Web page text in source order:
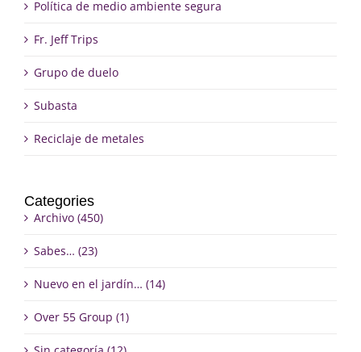
Política de medio ambiente segura
Fr. Jeff Trips
Grupo de duelo
Subasta
Reciclaje de metales
Categories
Archivo (450)
Sabes… (23)
Nuevo en el jardín… (14)
Over 55 Group (1)